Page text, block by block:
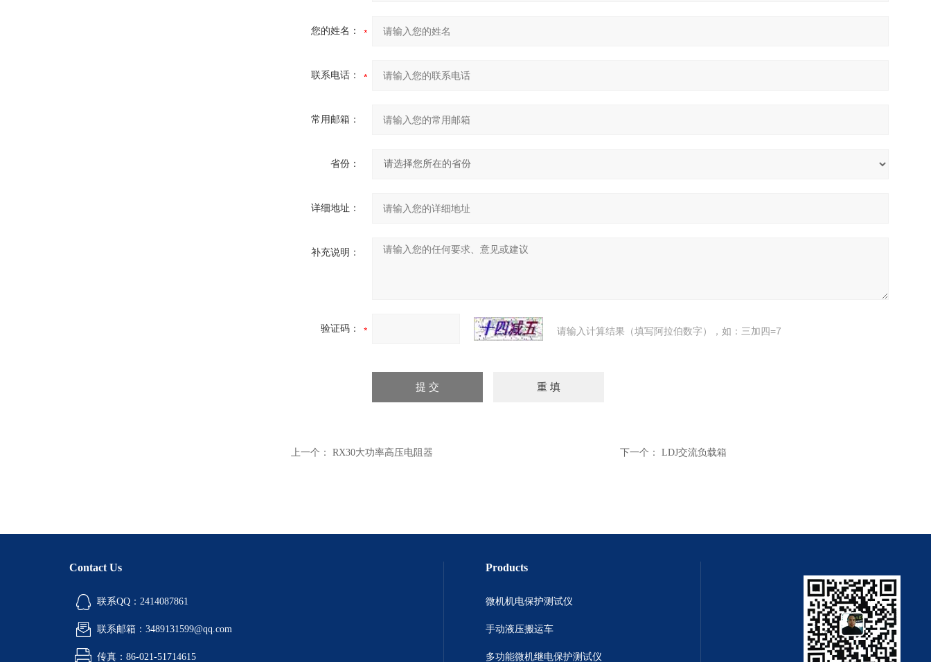
您的姓名：
联系电话：
常用邮箱：
省份：
详细地址：
补充说明：
验证码： 请输入计算结果（填写阿拉伯数字），如：三加四=7
上一个： RX30大功率高压电阻器 下一个： LDJ交流负载箱
Contact Us
联系QQ：2414087861
联系邮箱：3489131599@qq.com
传真：86-021-51714615
Products
微机机电保护测试仪
手动液压搬运车
多功能微机继电保护测试仪